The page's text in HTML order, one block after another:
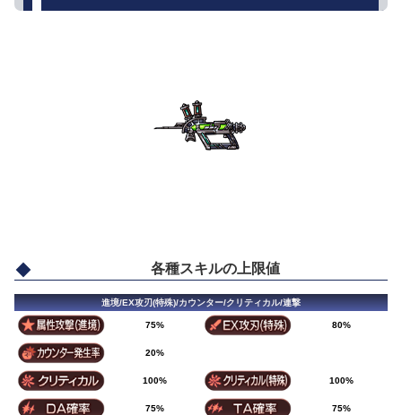
各種スキルの上限値
進境/EX攻刃(特殊)/カウンター/クリティカル/連撃
75% 80%
20%
100% 100%
75% 75%